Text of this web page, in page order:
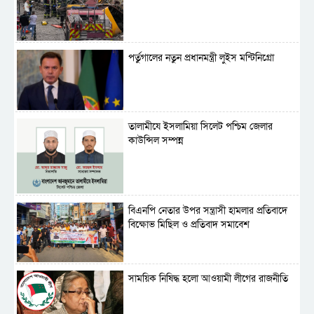
পর্তুগালের নতুন প্রধানমন্ত্রী লুইস মন্টিনিগ্রো
‎তালামীযে ইসলামিয়া সিলেট পশ্চিম জেলার
কাউন্সিল সম্পন্ন
বিএনপি নেতার উপর সন্ত্রাসী হামলার প্রতিবাদে
বিক্ষোভ মিছিল ও প্রতিবাদ সমাবেশ
সাময়িক নিষিদ্ধ হলো আওয়ামী লীগের রাজনীতি